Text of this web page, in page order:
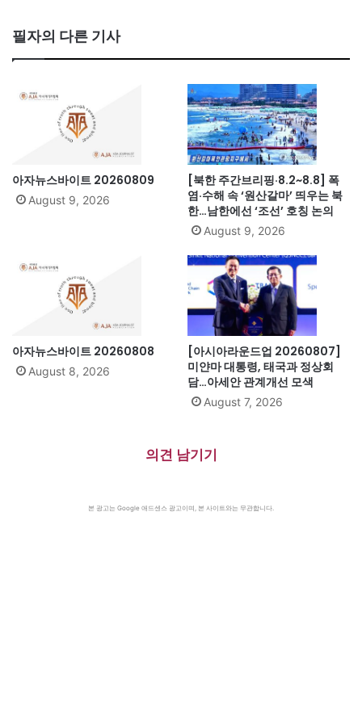
필자의 다른 기사
아자뉴스바이트 20260809
August 9, 2026
[북한 주간브리핑·8.2~8.8] 폭
염·수해 속 ‘원산갈마’ 띄우는 북
한…남한에선 ‘조선’ 호칭 논의
August 9, 2026
아자뉴스바이트 20260808
August 8, 2026
[아시아라운드업 20260807]
미얀마 대통령, 태국과 정상회
담…아세안 관계개선 모색
August 7, 2026
의견 남기기
본 광고는 Google 애드센스 광고이며, 본 사이트와는 무관합니다.